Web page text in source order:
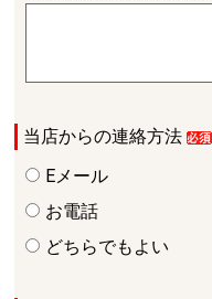
当店からの連絡方法
Eメール
お電話
どちらでもよい